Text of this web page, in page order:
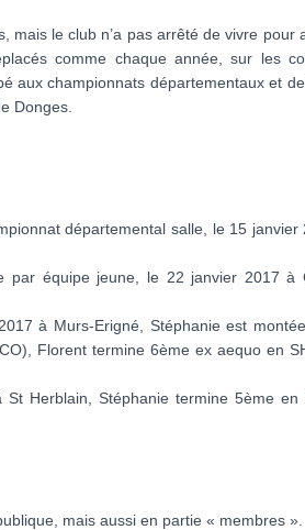
mais le club n’a pas arrêté de vivre pour
comme chaque année, sur les
aux championnats départementaux et de
Donges.
départemental salle, le 15 janvier
par équipe jeune, le 22 janvier 2017 à
à Murs-Erigné, Stéphanie est
Florent termine 6ème ex aequo en
Herblain, Stéphanie termine 5ème en
mais aussi en partie « membres ».